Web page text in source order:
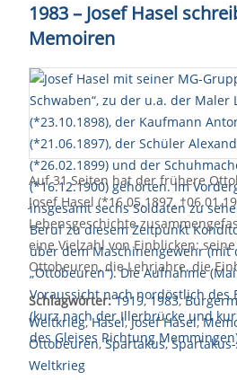
1983 – Josef Hasel
Memoiren
Auf 31 Seiten hat der frühere
Josef Hasel (*16.05.1897,
Lebensgeschichte
eine Vielzahl von Einblicken:
Ottobeuren, die Lehrjahre, die
Schlagwörter: 1919,1983,
Weltkrieg,Hasel,Josef Hasel,
Ottobeuren,Spartakus,
Weltkrieg